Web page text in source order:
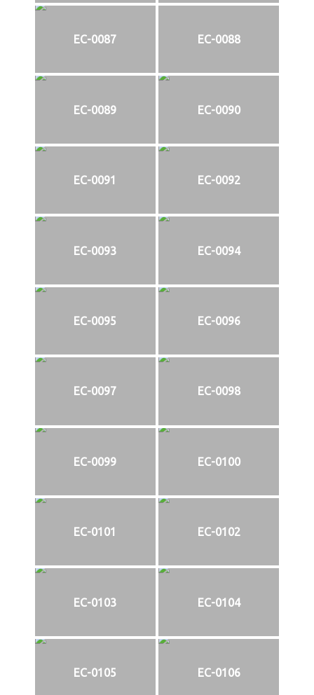
EC-0087 EC-0088
EC-0089 EC-0090
EC-0091 EC-0092
EC-0093 EC-0094
EC-0095 EC-0096
EC-0097 EC-0098
EC-0099 EC-0100
EC-0101 EC-0102
EC-0103 EC-0104
EC-0105 EC-0106